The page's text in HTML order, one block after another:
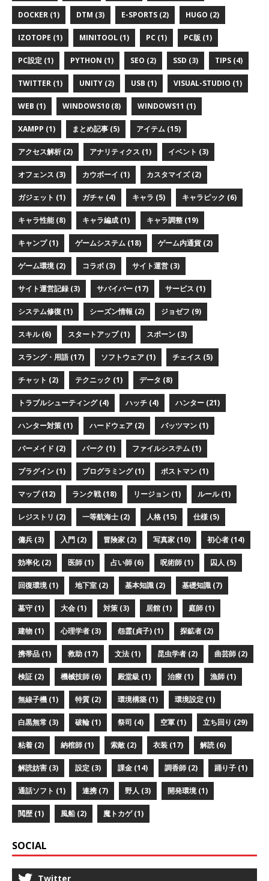
DOCKER (1) DTM (3) E-SPORTS (2) HUGO (2)
IZOTOPE (1) MINITOOL (1) PC (1) PC版 (1)
PC設定 (1) PYTHON (1) SEO (2) SSD (3) TIPS (4)
TWITTER (1) UNITY (2) USB (1) VISUAL-STUDIO (1)
WEB (1) WINDOWS10 (8) WINDOWS11 (1)
XAMPP (1) まとめ記事 (5) アイテム (15)
アクセス解析 (2) アナリティクス (1) イベント (3)
オフェンス (3) カウボーイ (1) カスタマイズ (2)
ガジェット (1) ガチャ (4) キャラ (5) キャラピック (6)
キャラ性能 (8) キャラ編成 (1) キャラ調整 (19)
キャンプ (1) ゲームシステム (18) ゲーム内通貨 (2)
ゲーム環境 (2) コラボ (3) サイト運営 (3)
サイト運営記録 (3) サバイバー (17) サービス (1)
システム修復 (1) シーズン情報 (2) ジョゼフ (9)
スキル (6) スタートアップ (1) スポーン (3)
スラング・用語 (17) ソフトウェア (1) チェイス (5)
チャット (2) テクニック (1) データ (8)
トラブルシューティング (4) ハッチ (4) ハンター (21)
ハンター対策 (1) ハードウェア (2) バッツマン (1)
バーメイド (2) パーク (1) ファイルシステム (1)
プラグイン (1) プログラミング (1) ポストマン (1)
マップ (12) ランク戦 (18) リージョン (1) ルール (1)
レジストリ (2) 一等航海士 (2) 人格 (15) 仕様 (5)
傭兵 (3) 入門 (2) 冒険家 (2) 写真家 (10) 初心者 (14)
効率化 (2) 医師 (1) 占い師 (6) 呪術師 (1) 囚人 (5)
回復環境 (1) 地下室 (2) 基本知識 (2) 基礎知識 (7)
墓守 (1) 大会 (1) 対策 (3) 居館 (1) 庭師 (1)
建物 (1) 心理学者 (3) 怨霊(貞子) (1) 探鉱者 (2)
携帯品 (1) 救助 (17) 文法 (1) 昆虫学者 (2) 曲芸師 (2)
検証 (2) 機械技師 (6) 殿堂級 (1) 治療 (1) 漁師 (1)
無線子機 (1) 特質 (2) 環境構築 (1) 環境設定 (1)
白黒無常 (3) 破輪 (1) 祭司 (4) 空軍 (1) 立ち回り (29)
粘着 (2) 納棺師 (1) 索敵 (2) 衣装 (17) 解読 (6)
解読妨害 (3) 設定 (3) 課金 (14) 調香師 (2) 踊り子 (1)
通話ソフト (1) 連携 (7) 野人 (3) 開発環境 (1)
閲歴 (1) 風船 (2) 魔トカゲ (1)
SOCIAL
Twitter